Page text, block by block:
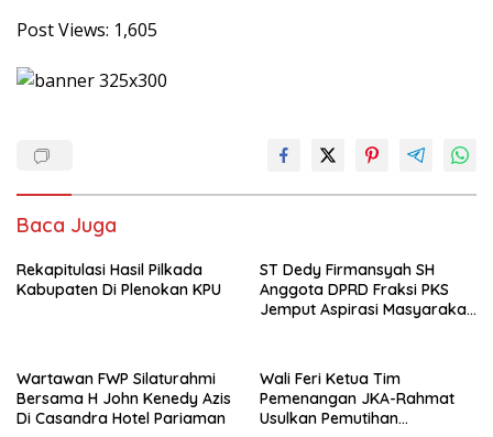
Post Views: 1,605
Baca Juga
Rekapitulasi Hasil Pilkada
Kabupaten Di Plenokan KPU
ST Dedy Firmansyah SH
Anggota DPRD Fraksi PKS
Jemput Aspirasi Masyarakat
Wartawan FWP Silaturahmi
Bersama H John Kenedy Azis
Di Casandra Hotel Pariaman
Wali Feri Ketua Tim
Pemenangan JKA-Rahmat
Usulkan Pemutihan